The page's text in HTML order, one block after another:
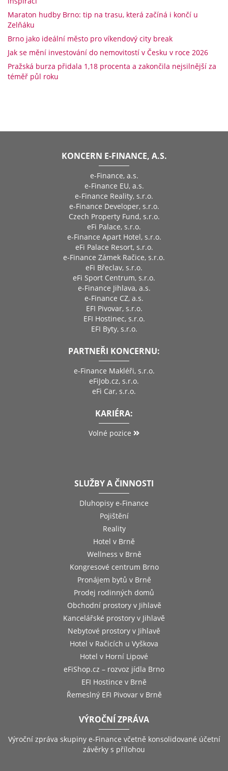
Maraton hudby Brno: tip na trasu, která začíná i končí u
Zelňáku
Brno jako ideální město pro víkendový city break
Jak se mění investování do nemovitostí v Česku v roce 2026
Pražská burza přidala 1,18 procenta a zakončila nejsilnější za
téměř půl roku
KONCERN E-FINANCE, A.S.
e-Finance, a.s.
e-Finance EU, a.s.
e-Finance Reality, s.r.o.
e-Finance Developer, s.r.o.
Czech Property Fund, s.r.o.
eFi Palace, s.r.o.
e-Finance Apart Hotel, s.r.o.
eFi Palace Resort, s.r.o.
e-Finance Zámek Račice, s.r.o.
eFi Břeclav, s.r.o.
eFi Sport Centrum, s.r.o.
e-Finance Jihlava, a.s.
e-Finance CZ, a.s.
EFI Pivovar, s.r.o.
EFI Hostinec, s.r.o.
EFI Byty, s.r.o.
PARTNEŘI KONCERNU:
e-Finance Makléři, s.r.o.
eFiJob.cz, s.r.o.
eFi Car, s.r.o.
KARIÉRA:
Volné pozice
SLUŽBY A ČINNOSTI
Dluhopisy e-Finance
Pojištění
Reality
Hotel v Brně
Wellness v Brně
Kongresové centrum Brno
Pronájem bytů v Brně
Prodej rodinných domů
Obchodní prostory v Jihlavě
Kancelářské prostory v Jihlavě
Nebytové prostory v Jihlavě
Hotel v Račicích u Vyškova
Hotel v Horní Lipové
eFiShop.cz – rozvoz jídla Brno
EFI Hostince v Brně
Řemeslný EFI Pivovar v Brně
VÝROČNÍ ZPRÁVA
Výroční zpráva skupiny e-Finance včetně konsolidované účetní
závěrky s přílohou